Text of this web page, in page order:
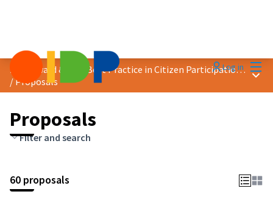
Log in
2018 Award &quot;Best Practice in Citizen Participation&quot;
/Proposals
Main
Proposals
Filter and search
60 proposals